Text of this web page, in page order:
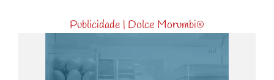
Publicidade | Dolce Morumbi®